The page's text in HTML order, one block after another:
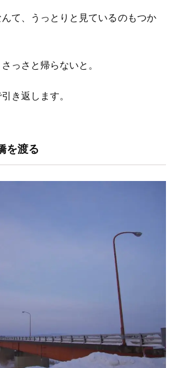
て、うっとりと見ているのもつか
っさと帰らないと。
き返します。
を渡る